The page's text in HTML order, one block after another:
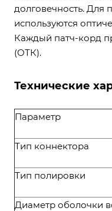
долговечность. Для
используются
Каждый патч-корд
(ОТК).
Технические
Параметр
Тип коннектора
Тип полировки
Диаметр оболочки